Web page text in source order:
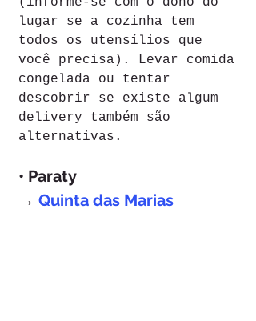
lugar se a cozinha tem
todos os utensílios que
você precisa). Levar comida
congelada ou tentar
descobrir se existe algum
delivery também são
alternativas.
• Paraty
→ Quinta das Marias